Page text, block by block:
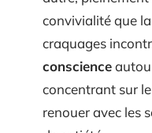
convivialité que
craquages
conscience
concentrant sur
renouer avec les